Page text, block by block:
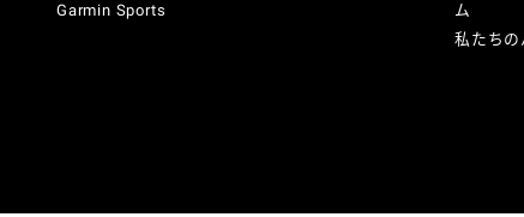
Garmin Sports
ム
私たちの